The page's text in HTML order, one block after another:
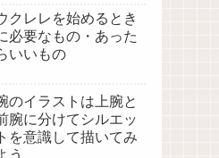
クレレを始めるとき
必要なもの・あった
いいもの
のイラストは上腕と
腕に分けてシルエッ
トを意識して描いてみ
う